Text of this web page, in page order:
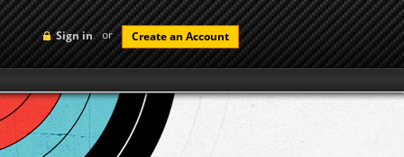
Sign in or Create an Account